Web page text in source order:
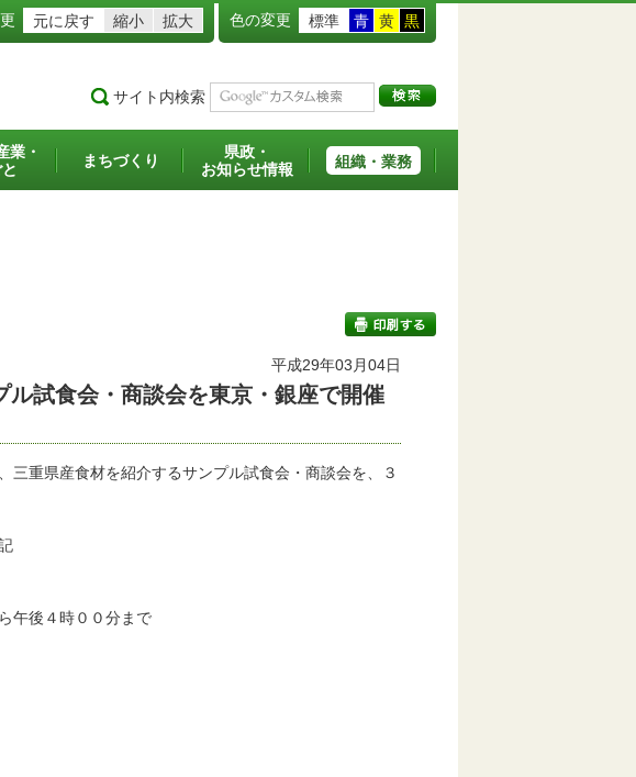
元に戻す 縮小 拡大 色の変更 標準 青 黄 黒
サイト内検索
業・
まちづくり
県政・
お知らせ情報
組織・業務
平成29年03月04日
試食会・商談会を東京・銀座で開催
重県産食材を紹介するサンプル試食会・商談会を、３
午後４時００分まで